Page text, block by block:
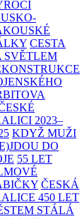
CESTA
SVĚTLEM
2023–
KDYŽ MUŽI
DO
55 LET
ČESKÁ
450 LET
STÁLÁ